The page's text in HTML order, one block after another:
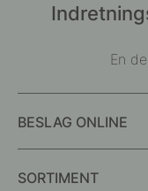
En
BESLAG ONLINE
SORTIMENT